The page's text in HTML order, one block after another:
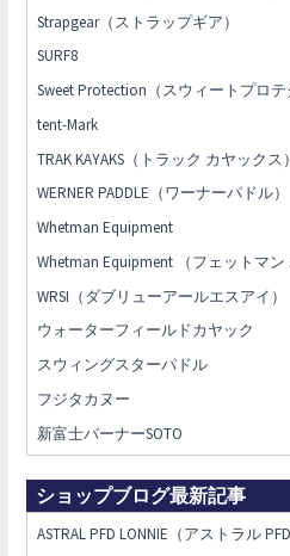
Strapgear（ストラップギア）
SURF8
Sweet Protection（スウィートプロテ
tent-Mark
TRAK KAYAKS（トラック カヤックス）
WERNER PADDLE（ワーナーパドル）
Whetman Equipment
Whetman Equipment （フェットマン
WRSI（ダブリューアールエスアイ）
ウォーターフィールドカヤック
スウィングスターパドル
フジタカヌー
新富士バーナーSOTO
ショップブログ最新記事
ASTRAL PFD LONNIE（アストラル